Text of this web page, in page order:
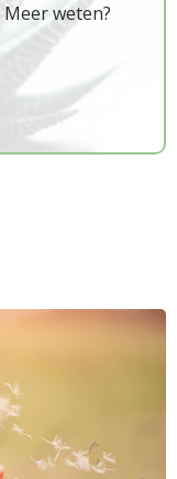
Meer weten?